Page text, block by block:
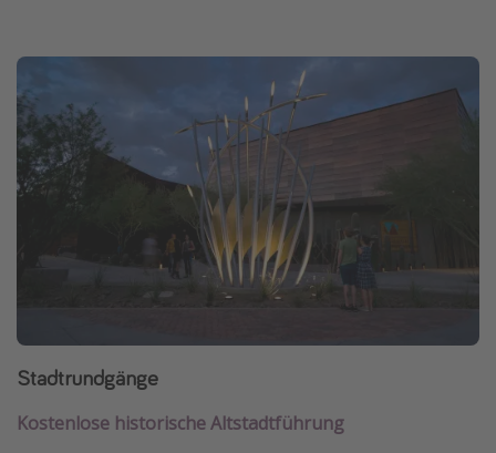
Stadtrundgänge
Kostenlose historische Altstadtführung